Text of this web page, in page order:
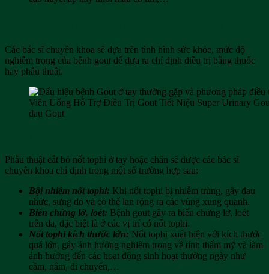
Các bác sĩ chuyên khoa sẽ dựa trên tình hình sức khỏe, mức độ
nghiêm trọng của bệnh gout để đưa ra chỉ định điều trị bằng thuốc
hay phẫu thuật.
Viên Uống Hỗ Trợ Điều Trị Gout Tiết Niệu Super Urinary
đau Gout
Phẫu thuật cắt bỏ nốt tophi ở tay hoặc chân sẽ được các bác sĩ
chuyên khoa chỉ định trong một số trường hợp sau:
Bội nhiễm nốt tophi: Khi nốt tophi bị nhiễm trùng, gây đau
nhức, sưng đỏ và có thể lan rộng ra các vùng xung quanh.
Biến chứng lở, loét: Bệnh gout gây ra biến chứng lở, loét
trên da, đặc biệt là ở các vị trí có nốt tophi.
Nốt tophi kích thước lớn: Nốt tophi xuất hiện với kích thước
quá lớn, gây ảnh hưởng nghiêm trọng về tính thẩm mỹ và làm
ảnh hưởng đến các hoạt động sinh hoạt thường ngày như
cầm, nắm, di chuyển,…